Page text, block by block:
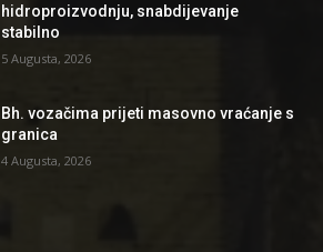
hidroproizvodnju, snabdijevanje
stabilno
5 Augusta, 2026
Bh. vozačima prijeti masovno vraćanje s
granica
4 Augusta, 2026